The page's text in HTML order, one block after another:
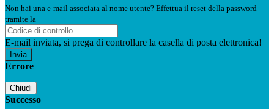
Non hai una e-mail associata al nome utente? Effettua il reset della password
tramite la
E-mail inviata, si prega di controllare la casella di posta elettronica!
Errore
Chiudi
Successo